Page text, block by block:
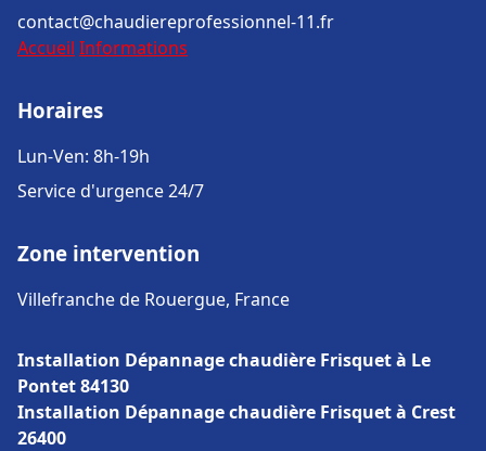
contact@chaudiereprofessionnel-11.fr
Accueil Informations
Horaires
Lun-Ven: 8h-19h
Service d'urgence 24/7
Zone intervention
Villefranche de Rouergue, France
Installation Dépannage chaudière Frisquet à Le
Pontet 84130
Installation Dépannage chaudière Frisquet à Crest
26400